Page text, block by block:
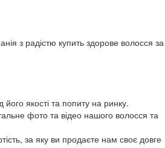
з радістю купить здорове волосся за
якості та попиту на ринку.
фото та відео нашого волосся та
за яку ви продаєте нам своє довге